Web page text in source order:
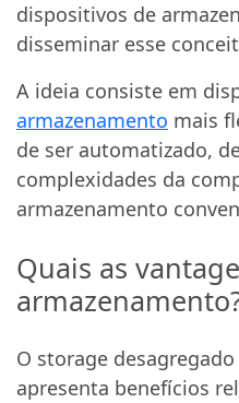
dispositivos de
disseminar esse
A ideia consiste em
armazenamento mais
de ser automatizado,
complexidades da
armazenamento
Quais as
O storage
apresenta benefícios